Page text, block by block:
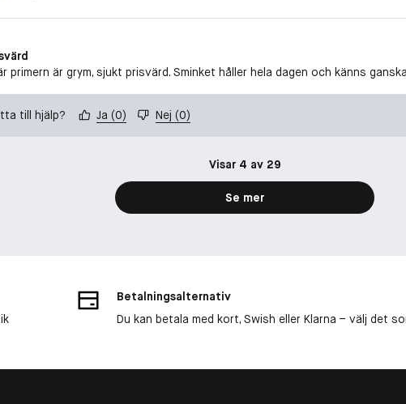
primern är grym, sjukt prisvärd. Sminket håller hela dagen och känns
till hjälp? Ja (0) Nej (0)
Visar 4 av 29
Se mer
Betalningsalternativ
Du kan betala med kort, Swish eller Klarna – välj det